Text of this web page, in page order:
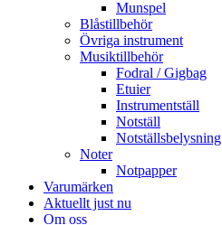
Munspel
Blåstillbehör
Övriga instrument
Musiktillbehör
Fodral / Gigbag
Etuier
Instrumentställ
Notställ
Notställsbelysning
Noter
Notpapper
Varumärken
Aktuellt just nu
Om oss